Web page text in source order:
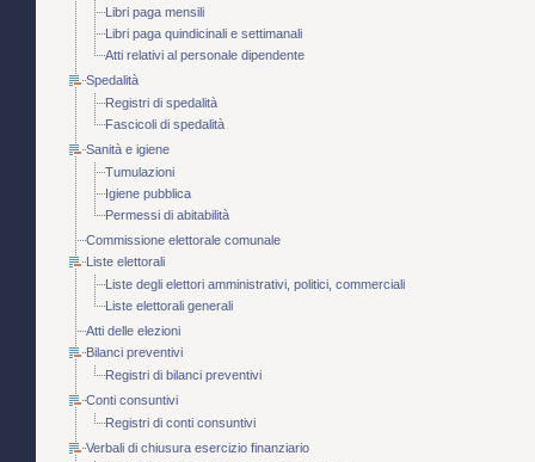
Libri paga mensili
Libri paga quindicinali e settimanali
Atti relativi al personale dipendente
Spedalità
Registri di spedalità
Fascicoli di spedalità
Sanità e igiene
Tumulazioni
Igiene pubblica
Permessi di abitabilità
Commissione elettorale comunale
Liste elettorali
Liste degli elettori amministrativi, politici, commerciali
Liste elettorali generali
Atti delle elezioni
Bilanci preventivi
Registri di bilanci preventivi
Conti consuntivi
Registri di conti consuntivi
Verbali di chiusura esercizio finanziario